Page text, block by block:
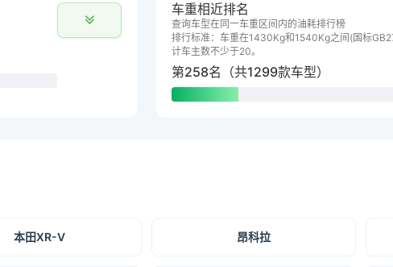
车重相近排名
查询车型在同一车重区间内的油耗排行榜
排行标准：车重在1430Kg和1540Kg之间(国标
计车主数不少于20。
第258名（共1299款车型）
本田XR-V 昂科拉